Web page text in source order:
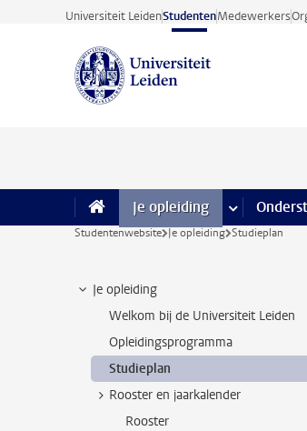
Ga direct naar de inhoud
Universiteit LeidenStudentenMedewerkers
Je opleiding meer Je
Studentenwebsite Je opleiding Studieplan
Je opleiding
Welkom bij de Universiteit Leiden
Opleidingsprogramma
Studieplan
Rooster en jaarkalender
Rooster